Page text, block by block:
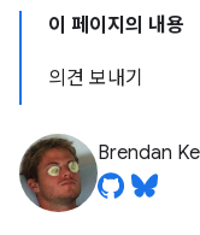
이 페이지의 내용
의견 보내기
Brendan